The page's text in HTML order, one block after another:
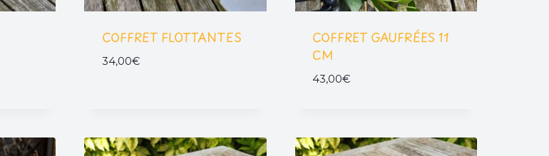
COFFRET FLOTTANTES
34,00€
COFFRET GAUFRÉES 11
CM
43,00€